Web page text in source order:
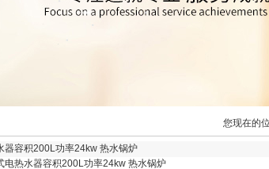
您现在的
器容积200L功率24kw 热水锅炉
电热水器容积200L功率24kw 热水锅炉